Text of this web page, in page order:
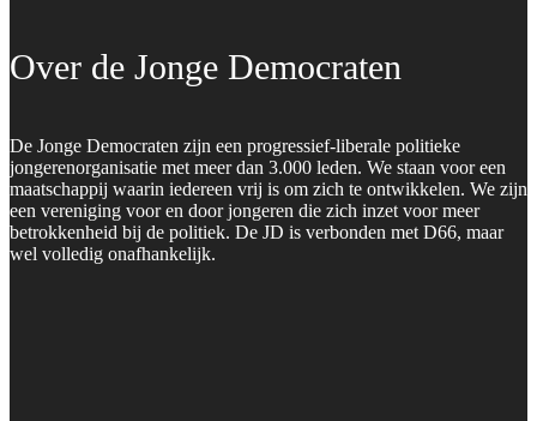
Over de Jonge Democraten
De Jonge Democraten zijn een progressief-liberale politieke
jongerenorganisatie met meer dan 3.000 leden. We staan voor een
maatschappij waarin iedereen vrij is om zich te ontwikkelen. We zijn
een vereniging voor en door jongeren die zich inzet voor meer
betrokkenheid bij de politiek. De JD is verbonden met D66, maar
wel volledig onafhankelijk.